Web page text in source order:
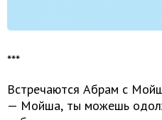
***
Встречаются Абрам с
— Мойша, ты можешь